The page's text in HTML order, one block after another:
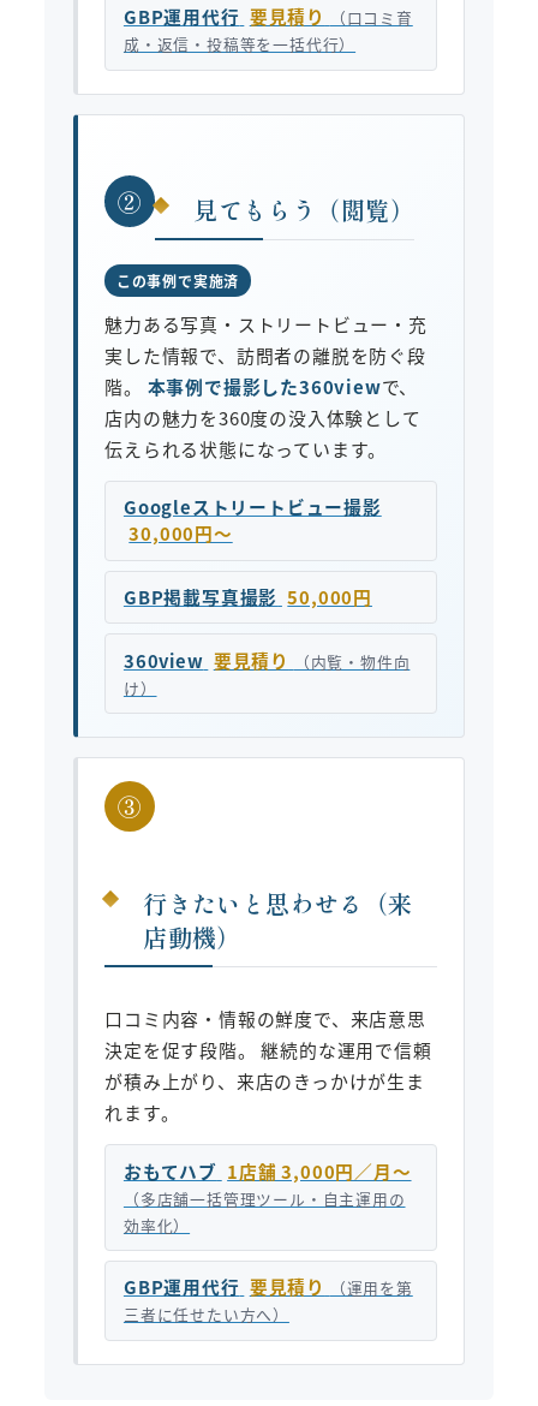
GBP運用代行 要見積り
（口コミ育
成・返信・投稿等を一括代行）
② 見てもらう（閲覧）
この事例で実施済
魅力ある写真・ストリートビュー・充
実した情報で、訪問者の離脱を防ぐ段
階。 本事例で撮影した360viewで、
店内の魅力を360度の没入体験として
伝えられる状態になっています。
Googleストリートビュー撮影
30,000円〜
GBP掲載写真撮影 50,000円
360view 要見積り
（内覧・物件向
け）
③
行きたいと思わせる（来
店動機）
口コミ内容・情報の鮮度で、来店意思
決定を促す段階。 継続的な運用で信頼
が積み上がり、来店のきっかけが生ま
れます。
おもてハブ 1店舗 3,000円／月〜
（多店舗一括管理ツール・自主運用の
効率化）
GBP運用代行 要見積り
（運用を第
三者に任せたい方へ）